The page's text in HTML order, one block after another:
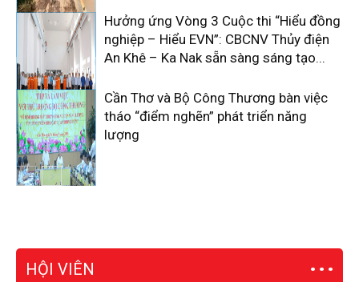
Hưởng ứng Vòng 3 Cuộc thi “Hiểu đồng
nghiệp – Hiểu EVN”: CBCNV Thủy điện
An Khê – Ka Nak sẵn sàng sáng tạo...
Cần Thơ và Bộ Công Thương bàn việc
tháo “điểm nghẽn” phát triển năng
lượng
HỘI VIÊN